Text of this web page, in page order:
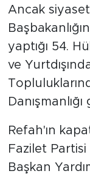
Ancak
yaptığı 54.
ve
Refah'ın
Fazilet
Başkan